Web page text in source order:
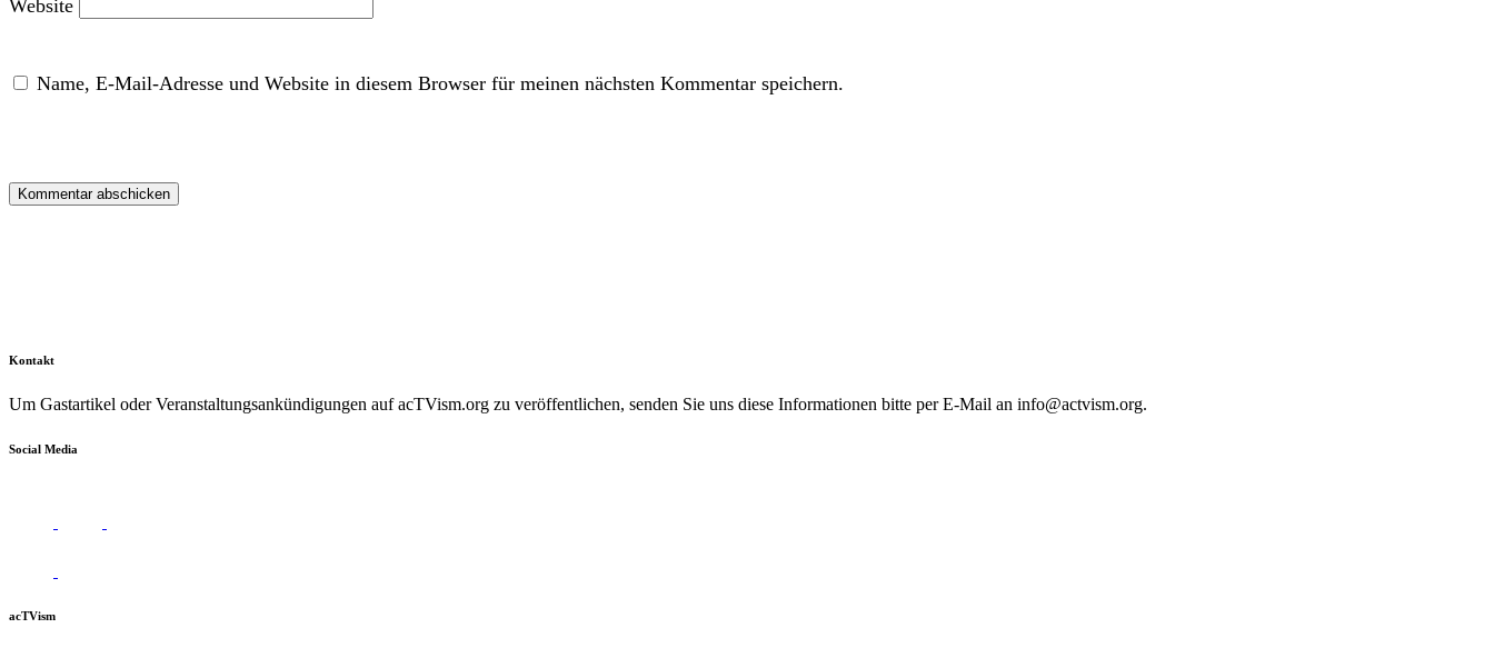
Website
Name, E-Mail-Adresse und Website in diesem Browser für meinen nächsten Kommentar speichern.
Kontakt
Um Gastartikel oder Veranstaltungsankündigungen auf acTVism.org zu veröffentlichen, senden Sie uns diese Informationen bitte per E-Mail an info@actvism.org.
Social Media
acTVism